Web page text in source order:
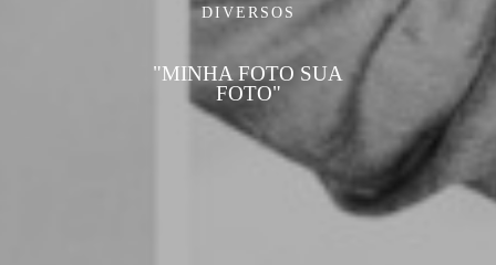
DIVERSOS
"MINHA FOTO SUA
FOTO"